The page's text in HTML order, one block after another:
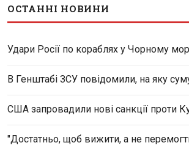
ОСТАННІ НОВИНИ
Удари Росії по кораблях у Чорному
В Генштабі ЗСУ повідомили, на яку
США запровадили нові санкції проти
"Достатньо, щоб вижити, а не